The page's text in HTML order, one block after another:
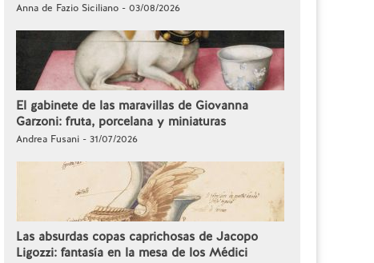
Anna de Fazio Siciliano - 03/08/2026
El gabinete de las maravillas de Giovanna
Garzoni: fruta, porcelana y miniaturas
Andrea Fusani - 31/07/2026
Las absurdas copas caprichosas de Jacopo
Ligozzi: fantasía en la mesa de los Médici